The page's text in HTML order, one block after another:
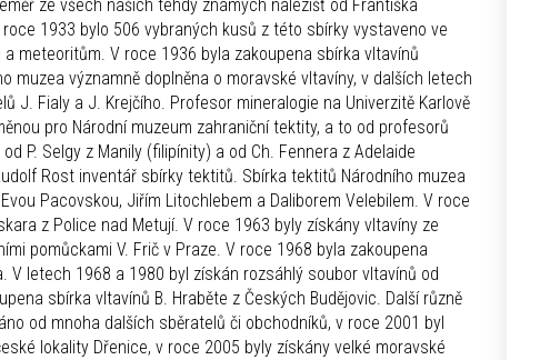
ze všech našich tehdy známých nalezišť od Františka
1933 bylo 506 vybraných kusů z této sbírky vystaveno ve
meteoritům. V roce 1936 byla zakoupena sbírka vltavínů
muzea významně doplněna o moravské vltavíny, v dalších letech
J. Fialy a J. Krejčího. Profesor mineralogie na Univerzitě Karlově
pro Národní muzeum zahraniční tektity, a to od profesorů
P. Selgy z Manily (filipínity) a od Ch. Fennera z Adelaide
Rost inventář sbírky tektitů. Sbírka tektitů Národního muzea
Pacovskou, Jiřím Litochlebem a Daliborem Velebilem. V roce
z Police nad Metují. V roce 1963 byly získány vltavíny ze
pomůckami V. Frič v Praze. V roce 1968 byla zakoupena
V letech 1968 a 1980 byl získán rozsáhlý soubor vltavínů od
sbírka vltavínů B. Hraběte z Českých Budějovic. Další různě
od mnoha dalších sběratelů či obchodníků, v roce 2001 byl
lokality Dřenice, v roce 2005 byly získány velké moravské